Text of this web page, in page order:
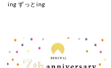
ing ずっとing